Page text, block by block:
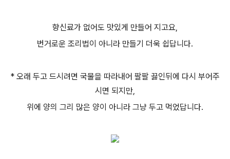
향신료가 없어도 맛있게 만들어 지고요,
번거로운 조리법이 아니라 만들기 더욱 쉽답니다.
* 오래 두고 드시려면 국물을 따라내어 팔팔 끓인뒤에 다시 부어주
시면 되지만,
위에 양의 그리 많은 양이 아니라 그냥 두고 먹었답니다.